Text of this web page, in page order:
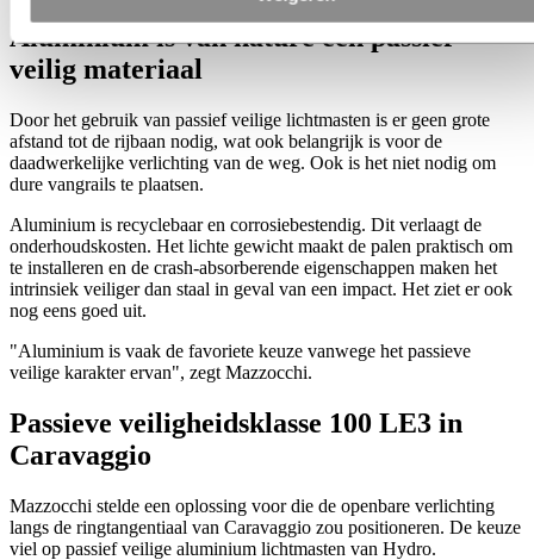
Aluminium is van nature een passief
veilig materiaal
Door het gebruik van passief veilige lichtmasten is er geen grote
afstand tot de rijbaan nodig, wat ook belangrijk is voor de
daadwerkelijke verlichting van de weg. Ook is het niet nodig om
dure vangrails te plaatsen.
Aluminium is recyclebaar en corrosiebestendig. Dit verlaagt de
onderhoudskosten. Het lichte gewicht maakt de palen praktisch om
te installeren en de crash-absorberende eigenschappen maken het
intrinsiek veiliger dan staal in geval van een impact. Het ziet er ook
nog eens goed uit.
"Aluminium is vaak de favoriete keuze vanwege het passieve
veilige karakter ervan", zegt Mazzocchi.
Passieve veiligheidsklasse 100 LE3 in
Caravaggio
Mazzocchi stelde een oplossing voor die de openbare verlichting
langs de ringtangentiaal van Caravaggio zou positioneren. De keuze
viel op passief veilige aluminium lichtmasten van Hydro.